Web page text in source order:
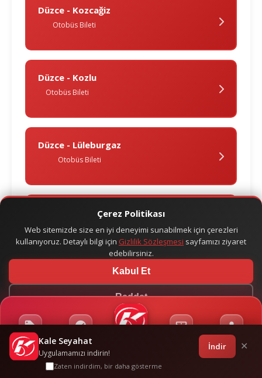
Düzce - Kozcağiz
Otobüs Bileti
Düzce - Kozlu
Otobüs Bileti
Düzce - Lüleburgaz
Otobüs Bileti
Düzce - Mani̇sa
Otobüs Bileti
Otobüs Bileti
Düzce - Saray
Otobüs Bileti
Kampanyalar Sponsorluklar Giriş
Çerez Politikası
Web sitemizde size en iyi deneyimi sunabilmek için çerezleri
kullanıyoruz. Detaylı bilgi için Gizlilik Sözleşmesi sayfamızı ziyaret
edebilirsiniz.
Kabul Et
Reddet
Kale Seyahat
Uygulamamızı indirin!
İndir ✕
Zaten indirdim, bir daha gösterme